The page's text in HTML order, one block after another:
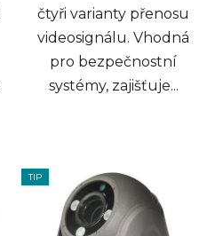
čtyři varianty přenosu
videosignálu. Vhodná
pro bezpečnostní
systémy, zajišťuje...
TIP